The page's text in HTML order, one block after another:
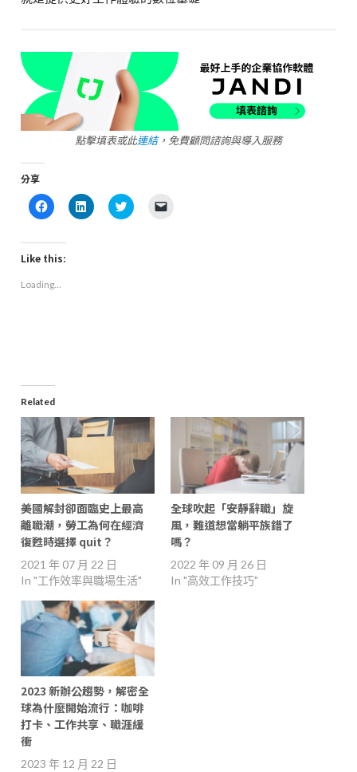
點擊填表或此連結，免費顧問諮詢與導入服務
分享
Click
to
Facebook
(Opens
in
window)
Click
to
Click
to
Like this:
Loading...
Related
美國解封卻面臨史上最高
離職潮，勞工為何在經濟
復甦時選擇 quit？
2021 年 07 月 22 日
In "工作效率與職場生活"
全球吹起「安靜辭職」旋
風，難道想當躺平族錯了
嗎？
2022 年 09 月 26 日
In "高效工作技巧"
2023 新辦公趨勢，解密全
球為什麼開始流行：咖啡
打卡、工作共享、職涯緩
衝
2023 年 12 月 22 日